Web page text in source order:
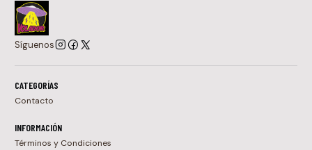
Síguenos
CATEGORÍAS
Contacto
INFORMACIÓN
Términos y Condiciones